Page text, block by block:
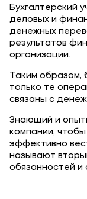
Бухгалтерский
деловых и
денежных
результатов
организации.
Таким образом,
только те
связаны с
Знающий и
компании,
эффективно
называют
обязанностей и